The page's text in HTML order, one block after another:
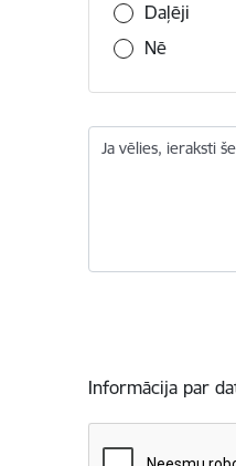
Daļēji
Nē
Ja vēlies, ieraksti
Informācija par